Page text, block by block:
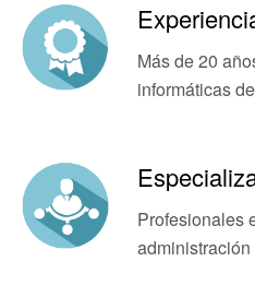
Más de 20
informáticas
Profesionales